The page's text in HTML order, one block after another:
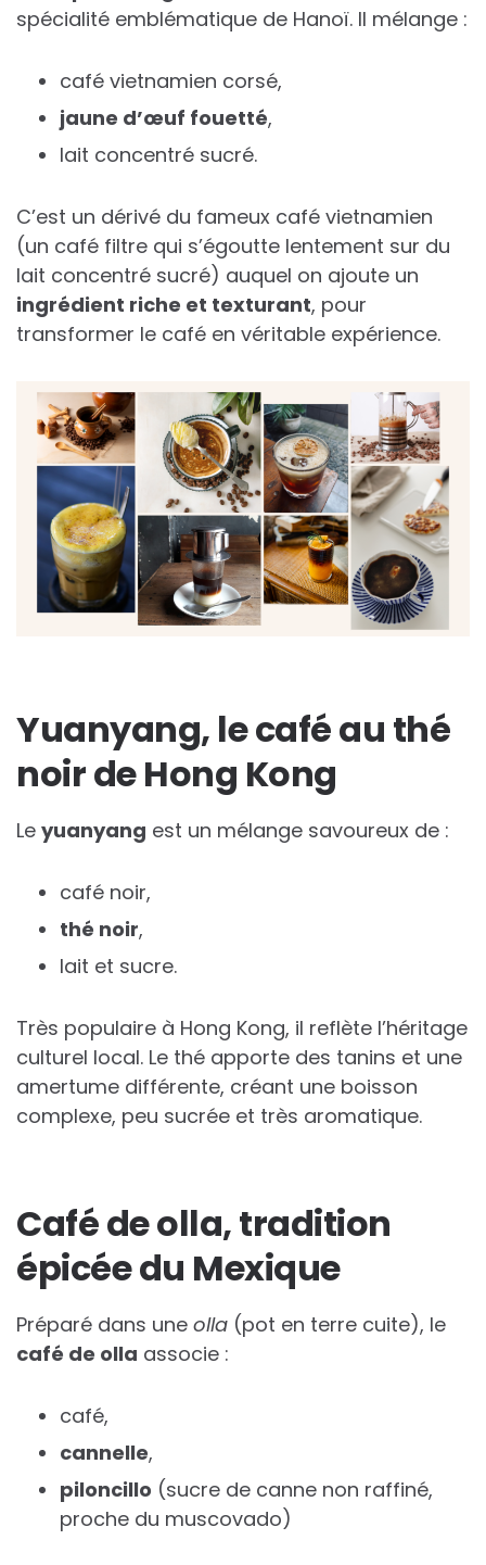
spécialité emblématique de Hanoï. Il mélange :
café vietnamien corsé,
jaune d’œuf fouetté,
lait concentré sucré.
C’est un dérivé du fameux café vietnamien
(un café filtre qui s’égoutte lentement sur du
lait concentré sucré) auquel on ajoute un
ingrédient riche et texturant, pour
transformer le café en véritable expérience.
Yuanyang, le café au thé
noir de Hong Kong
Le yuanyang est un mélange savoureux de :
café noir,
thé noir,
lait et sucre.
Très populaire à Hong Kong, il reflète l’héritage
culturel local. Le thé apporte des tanins et une
amertume différente, créant une boisson
complexe, peu sucrée et très aromatique.
Café de olla, tradition
épicée du Mexique
Préparé dans une olla (pot en terre cuite), le
café de olla associe :
café,
cannelle,
piloncillo (sucre de canne non raffiné,
proche du muscovado)